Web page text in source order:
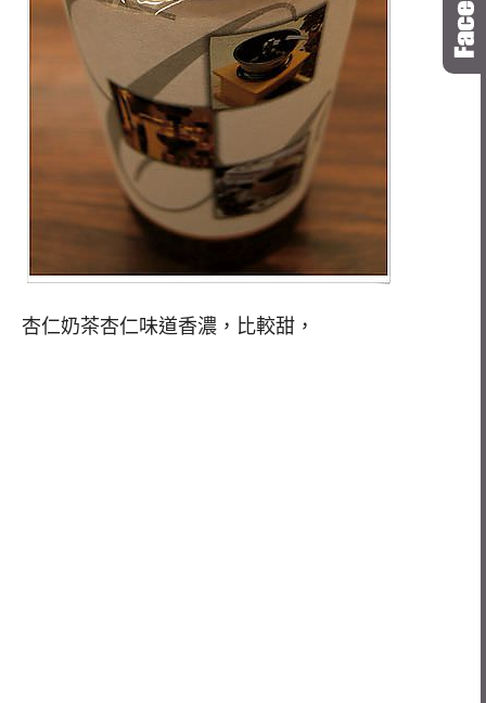
杏仁奶茶杏仁味道香濃，比較甜，